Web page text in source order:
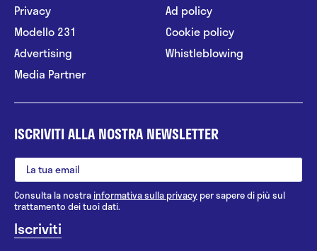
Privacy
Modello 231
Advertising
Media Partner
Ad policy
Cookie policy
Whistleblowing
ISCRIVITI ALLA NOSTRA NEWSLETTER
Consulta la nostrainformativa sulla privacy per sapere di più sul
trattamento dei tuoi dati.